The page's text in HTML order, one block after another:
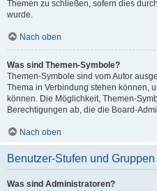
Themen zu schließen, sofern dies
wurde.
Nach oben
Was sind Themen-Symbole?
Themen-Symbole sind vom Autor
Thema in Verbindung stehen können,
können. Die Möglichkeit, Themen-
Berechtigungen ab, die die Board-
Nach oben
Benutzer-Stufen und Gruppen
Was sind Administratoren?